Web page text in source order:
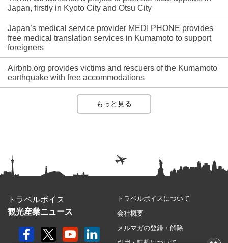
Japan, firstly in Kyoto City and Otsu City
Japan’s medical service provider MEDI PHONE provides
free medical translation services in Kumamoto to support
foreigners
Airbnb.org provides victims and rescuers of the Kumamoto
earthquake with free accommodations
もっと見る
トラベルボイス
観光産業ニュース
トラベルボイスについて
会社概要
メルマガの登録・解除